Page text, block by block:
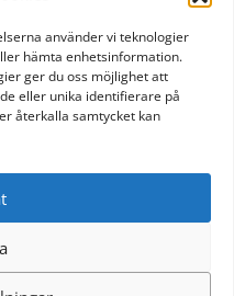
använder vi teknologier
hämta enhetsinformation.
ger du oss möjlighet att
eller unika identifierare på
återkalla samtycket kan